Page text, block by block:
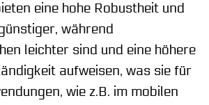
eine hohe Robustheit und
während
leichter sind und eine höhere
aufweisen, was sie für
wie z.B. im mobilen